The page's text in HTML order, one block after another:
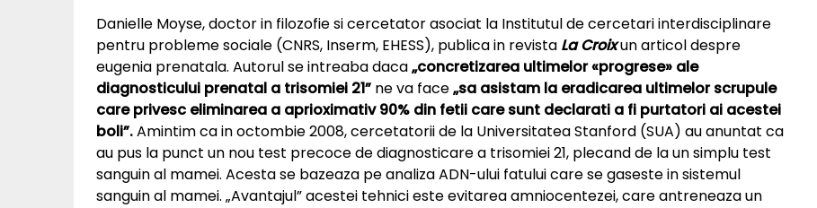
Danielle Moyse, doctor in filozofie si cercetator asociat la Institutul de cercetari interdisciplinare
pentru probleme sociale (CNRS, Inserm, EHESS), publica in revista La Croixun articol despre
eugenia prenatala. Autorul se intreaba daca„concretizarea ultimelor «progrese» ale
diagnosticului prenatal a trisomiei 21” ne va face„sa asistam la eradicarea ultimelor scrupule
care privesc eliminarea a aprioximativ 90% din fetii care sunt declarati a fi purtatori ai acestei
boli”.Amintim ca in octombie 2008, cercetatorii de la Universitatea Stanford (SUA) au anuntat ca
au pus la punct un nou test precoce de diagnosticare a trisomiei 21, plecand de la un simplu test
sanguin al mamei. Acesta se bazeaza pe analiza ADN-ului fatului care se gaseste in sistemul
sanguin al mamei. „Avantajul” acestei tehnici este evitarea amniocentezei, care antreneaza un